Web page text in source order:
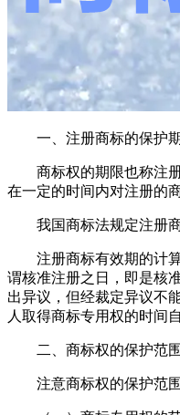
一、注册商标的保护期
商标权的期限也称注册
在一定的时间内对注册的
我国商标法规定注册商
注册商标有效期的计算
谓核准注册之日，即是核
出异议，但经裁定异议不
人取得商标专用权的时间
二、商标权的保护范围
注意商标权的保护范围